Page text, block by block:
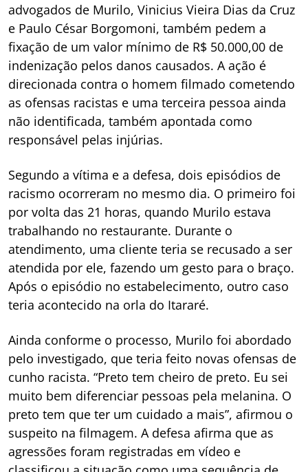
advogados de Murilo, Vinicius Vieira Dias da Cruz
e Paulo César Borgomoni, também pedem a
fixação de um valor mínimo de R$ 50.000,00 de
indenização pelos danos causados. A ação é
direcionada contra o homem filmado cometendo
as ofensas racistas e uma terceira pessoa ainda
não identificada, também apontada como
responsável pelas injúrias.
Segundo a vítima e a defesa, dois episódios de
racismo ocorreram no mesmo dia. O primeiro foi
por volta das 21 horas, quando Murilo estava
trabalhando no restaurante. Durante o
atendimento, uma cliente teria se recusado a ser
atendida por ele, fazendo um gesto para o braço.
Após o episódio no estabelecimento, outro caso
teria acontecido na orla do Itararé.
Ainda conforme o processo, Murilo foi abordado
pelo investigado, que teria feito novas ofensas de
cunho racista. “Preto tem cheiro de preto. Eu sei
muito bem diferenciar pessoas pela melanina. O
preto tem que ter um cuidado a mais”, afirmou o
suspeito na filmagem. A defesa afirma que as
agressões foram registradas em vídeo e